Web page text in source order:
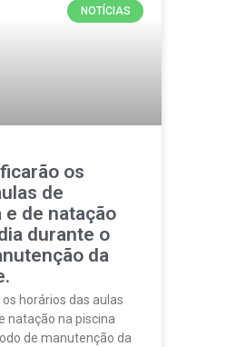
NOTÍCIAS
os
de
de natação
durante o
da
horários das aulas
natação na piscina
de manutenção da